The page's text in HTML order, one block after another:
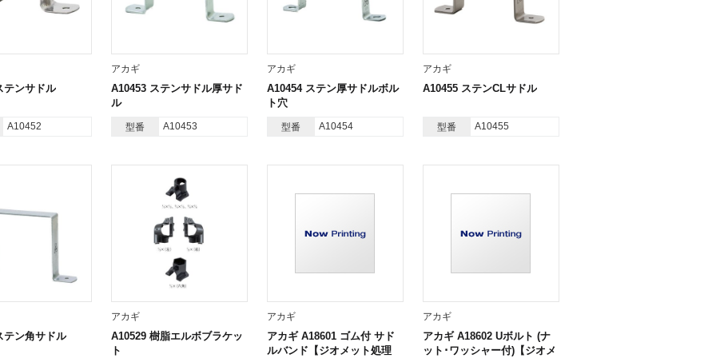
テンサドル
A10452
アカギ
A10453 ステンサドル厚サド
ル
型番 A10453
アカギ
A10454 ステン厚サドルボル
ト穴
型番 A10454
アカギ
A10455 ステンCLサドル
型番 A10455
テン角サドル
アカギ
A10529 樹脂エルボブラケッ
ト
アカギ
アカギ A18601 ゴム付 サド
ルバンド【ジオメット処理
アカギ
アカギ A18602 Uボルト (ナ
ット･ワッシャー付)【ジオメ